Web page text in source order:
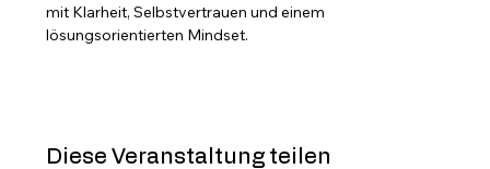
mit Klarheit, Selbstvertrauen und einem
lösungsorientierten Mindset.
Diese Veranstaltung teilen